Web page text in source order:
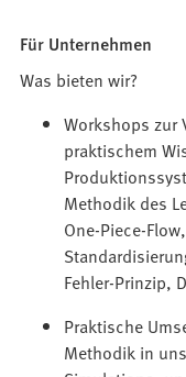
Für Unternehmen
Was bieten wir?
Workshops zur
praktischem
Methodik des
One-Piece-
Fehler-Prinzip,
Praktische
Methodik in